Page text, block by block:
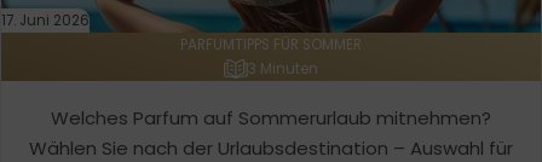
17. Juni 2026
PARFUMTIPPS FÜR SOMMER
3 Minuten
Welches Parfum auf Sommerurlaub mitnehmen?
Wählen Sie nach der Urlaubsdestination – Auswahl für